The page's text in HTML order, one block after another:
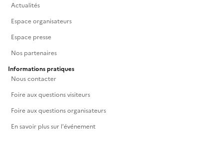
Actualités
Espace organisateurs
Espace presse
Nos partenaires
Informations pratiques
Nous contacter
Foire aux questions visiteurs
Foire aux questions organisateurs
En savoir plus sur l'événement